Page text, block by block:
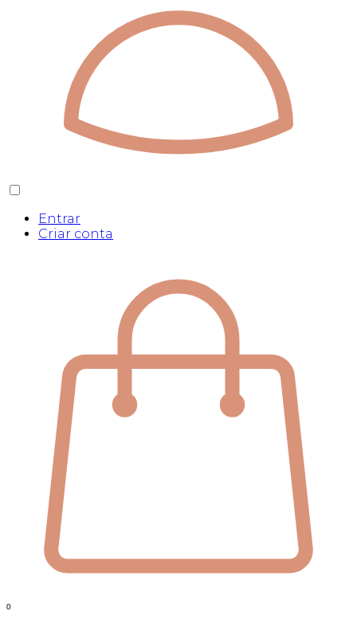
Entrar
Criar conta
0